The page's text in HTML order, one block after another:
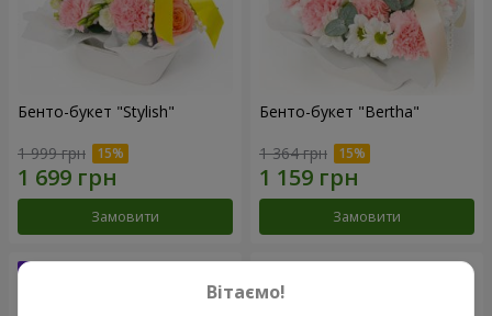
Бенто-букет "Stylish"
1 999 грн
Замовити
Бенто-букет "Bertha"
1 364 грн
Замовити
Вітаємо!